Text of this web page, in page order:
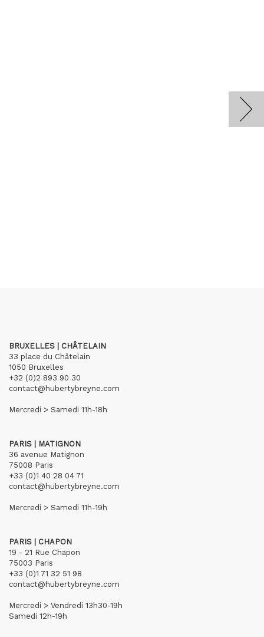
BRUXELLES | CHÂTELAIN
33 place du Châtelain
1050 Bruxelles
+32 (0)2 893 90 30
contact@hubertybreyne.com
Mercredi > Samedi 11h-18h
PARIS | MATIGNON
36 avenue Matignon
75008 Paris
+33 (0)1 40 28 04 71
contact@hubertybreyne.com
Mercredi > Samedi 11h-19h
PARIS | CHAPON
19 - 21 Rue Chapon
75003 Paris
+33 (0)1 71 32 51 98
contact@hubertybreyne.com
Mercredi > Vendredi 13h30-19h
Samedi 12h-19h